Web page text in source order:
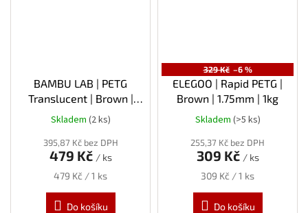
BAMBU LAB | PETG
Translucent | Brown |
1.75mm | 1kg | Refill
Skladem (2 ks)
395,87 Kč bez DPH
479 Kč / ks
Měrná
479 Kč / 1 ks
Do košíku
329 Kč –6 %
ELEGOO | Rapid PETG |
Brown | 1.75mm | 1kg
Skladem (>5 ks)
255,37 Kč bez DPH
309 Kč / ks
Měrná
309 Kč / 1 ks
Do košíku